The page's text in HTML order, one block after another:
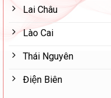
Lai Châu
Lào Cai
Thái Nguyên
Điện Biên